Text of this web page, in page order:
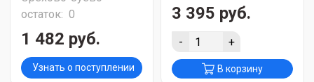
остаток: 0
1 482 руб.
Узнать о поступлении
3 395 руб.
- +
В корзину